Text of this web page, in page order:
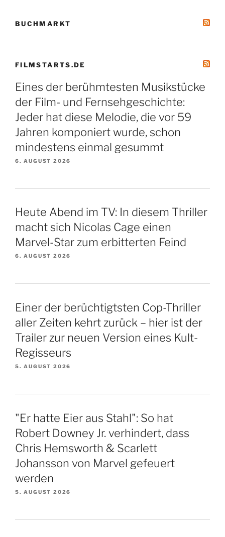
BUCHMARKT
FILMSTARTS.DE
Eines der berühmtesten Musikstücke
der Film- und Fernsehgeschichte:
Jeder hat diese Melodie, die vor 59
Jahren komponiert wurde, schon
mindestens einmal gesummt
6. AUGUST 2026
Heute Abend im TV: In diesem Thriller
macht sich Nicolas Cage einen
Marvel-Star zum erbitterten Feind
6. AUGUST 2026
Einer der berüchtigtsten Cop-Thriller
aller Zeiten kehrt zurück – hier ist der
Trailer zur neuen Version eines Kult-
Regisseurs
5. AUGUST 2026
"Er hatte Eier aus Stahl": So hat
Robert Downey Jr. verhindert, dass
Chris Hemsworth & Scarlett
Johansson von Marvel gefeuert
werden
5. AUGUST 2026